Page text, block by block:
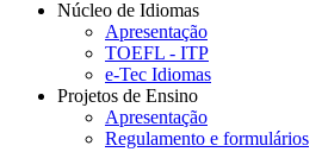
Núcleo de Idiomas
Apresentação
TOEFL - ITP
e-Tec Idiomas
Projetos de Ensino
Apresentação
Regulamento e formulários